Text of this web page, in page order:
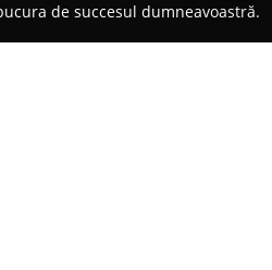
de succesul dumneavoastră.